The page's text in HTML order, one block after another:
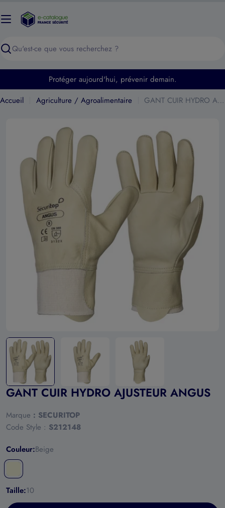
au
Recherche
Protéger aujourd'hui, prévenir demain.
Accueil
Agriculture / Agroalimentaire GANT CUIR HYDRO AJUSTEUR ANGUS
Ouvrir le média 0 en mode modal
GANT CUIR HYDRO AJUSTEUR ANGUS
Marque : SECURITOP
Code Style : S212148
Couleur:Beige
Taille:10